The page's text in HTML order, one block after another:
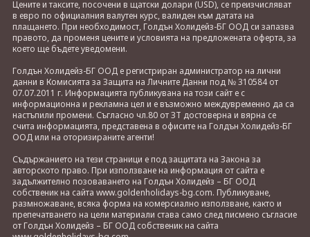
Цените и таксите, посочени в щатски долари (USD), се преизчисляват
в евро по официалния валутен курс, валиден към датата на
плащането. При необходимост, Голдън Холидейз-БГ ООД си запазва
правото, да променя цените и условията на предложената оферта, за
което ще бъдете уведомени.
Голдън Холидейз-БГ ООД е регистриран администратор на лични
данни в Комисията за Защита на Личните Данни под № 310584 от
07.07.2011 г. Информацията публикувана на този сайт е с
информационна и рекламна цел и е възможно междувременно да са
настъпили промени. Съгласно чл.80 от ЗТ достоверна и вярна се
счита информацията, представена в офисите на Голдън Холидейз-БГ
ООД или на оторизираните агенти!
Съдържанието на тези страници е под защитата на Закона за
авторското право. При използване на информация от сайта е
задължително позоваването на Голдън Холидейз – БГ ООД
собственик на сайта www.goldenholidays-bg.com. Публикуване,
размножаване, всяка форма на комерсиално използване, както и
препечатването на цели материали става само след писмено съгласие
от Голдън Холидейз – БГ ООД собственик на сайта